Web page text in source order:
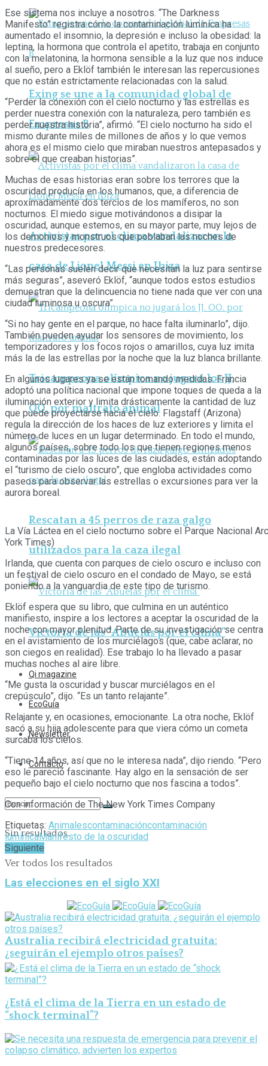
Exing se une a la comunidad global de
Empresas B
Activistas por el clima vandalizaron la
casa de Lionel Messi en Ibiza
Tricampeona olímpica no jugará los JJ.
OO. por maltrato animal
Rescatan a 45 perros de raza galgo
utilizados para la caza ilegal
Victoria de las “Abuelas por el clima”
Qi magazine
EcoGuía
Newsletter
Contacto
Sin resultados.
Ver todos los resultados
Ese sistema nos incluye a nosotros. “The Darkness
Manifesto” registra cómo la contaminación lumínica ha
aumentado el insomnio, la depresión e incluso la obesidad: la
leptina, la hormona que controla el apetito, trabaja en conjunto
con la melatonina, la hormona sensible a la luz que nos induce
al sueño, pero a Eklöf también le interesan las repercusiones
que no están estrictamente relacionadas con la salud.
“Perder la conexión con el cielo nocturno y las estrellas es
perder nuestra conexión con la naturaleza, pero también es
perder nuestra historia”, afirmó. “El cielo nocturno ha sido el
mismo durante miles de millones de años y lo que vemos
ahora es el mismo cielo que miraban nuestros antepasados y
sobre el que creaban historias”.
Muchas de esas historias eran sobre los terrores que la
oscuridad producía en los humanos, que, a diferencia de
aproximadamente dos tercios de los mamíferos, no son
nocturnos. El miedo sigue motivándonos a disipar la
oscuridad, aunque estemos, en su mayor parte, muy lejos de
los demonios y monstruos que poblaban las noches de
nuestros predecesores.
“Las personas suelen decir que necesitan la luz para sentirse
más seguras”, aseveró Eklöf, “aunque todos estos estudios
demuestran que la delincuencia no tiene nada que ver con una
ciudad luminosa u oscura”.
“Si no hay gente en el parque, no hace falta iluminarlo”, dijo.
También pueden ayudar los sensores de movimiento, los
temporizadores y los focos rojos o amarillos, cuya luz imita
más la de las estrellas por la noche que la luz blanca brillante.
En algunos lugares ya se están tomando medidas. Francia
adoptó una política nacional que impone toques de queda a la
iluminación exterior y limita drásticamente la cantidad de luz
que puede proyectarse hacia el cielo. Flagstaff (Arizona)
regula la dirección de los haces de luz exteriores y limita el
número de luces en un lugar determinado. En todo el mundo,
algunos países, sobre todo los que tienen regiones menos
contaminadas por las luces de las ciudades, están adoptando
el “turismo de cielo oscuro”, que engloba actividades como
paseos para observar las estrellas o excursiones para ver la
aurora boreal.
La Vía Láctea en el cielo nocturno sobre el Parque Nacional
York Times)
Irlanda, que cuenta con parques de cielo oscuro e incluso con
un festival de cielo oscuro en el condado de Mayo, se está
poniendo a la vanguardia de este tipo de turismo.
Eklöf espera que su libro, que culmina en un auténtico
manifiesto, inspire a los lectores a aceptar la oscuridad de la
noche con mayor plenitud. Parte de su investigación se centra
en el avistamiento de los murciélagos (que, cabe aclarar, no
son ciegos en realidad). Ese trabajo lo ha llevado a pasar
muchas noches al aire libre.
“Me gusta la oscuridad y buscar murciélagos en el
crepúsculo”, dijo. “Es un tanto relajante”.
Relajante y, en ocasiones, emocionante. La otra noche, Eklöf
sacó a su hija adolescente para que viera cómo un cometa
surcaba los cielos.
“Tiene 14 años, así que no le interesa nada”, dijo riendo. “Pero
eso le pareció fascinante. Hay algo en la sensación de ser
pequeño bajo el cielo nocturno que nos fascina a todos”.
Con información de The New York Times Company
Etiquetas: Animalescontaminacióncontaminación
lumínicaManifesto de la oscuridad
Siguiente
Las elecciones en el siglo XXI
Australia recibirá electricidad gratuita:
¿seguirán el ejemplo otros países?
¿Está el clima de la Tierra en un estado de
“shock terminal”?